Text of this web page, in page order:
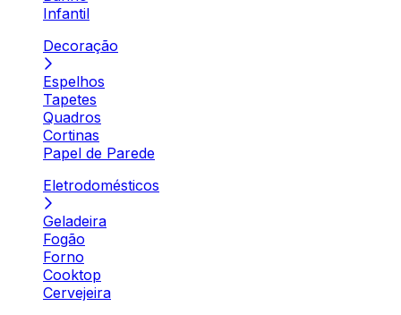
Infantil
Decoração
Espelhos
Tapetes
Quadros
Cortinas
Papel de Parede
Eletrodomésticos
Geladeira
Fogão
Forno
Cooktop
Cervejeira